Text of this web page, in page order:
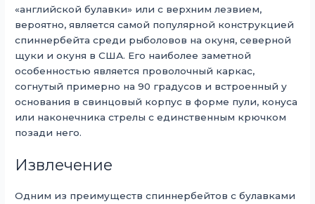
«английской булавки» или с верхним лезвием,
вероятно, является самой популярной конструкцией
спиннербейта среди рыболовов на окуня, северной
щуки и окуня в США. Его наиболее заметной
особенностью является проволочный каркас,
согнутый примерно на 90 градусов и встроенный у
основания в свинцовый корпус в форме пули, конуса
или наконечника стрелы с единственным крючком
позади него.
Извлечение
Одним из преимуществ спиннербейтов с булавками